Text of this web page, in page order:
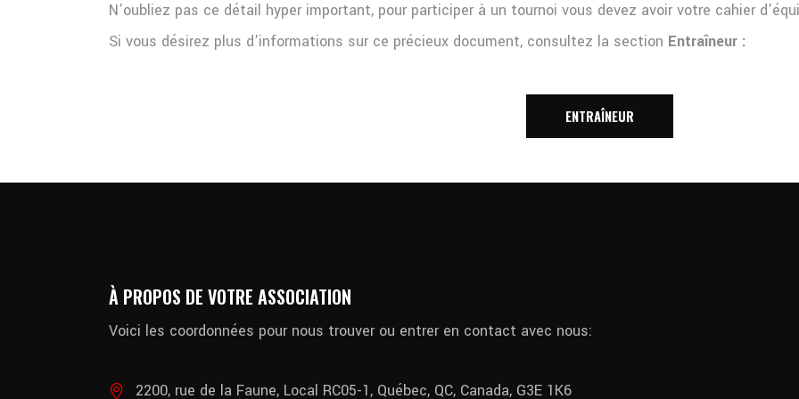
N’oubliez pas ce détail hyper important, pour participer à un tournoi vous devez avoir votre cahier
Si vous désirez plus d’informations sur ce précieux document, consultez la section Entraîneur :
ENTRAÎNEUR
À PROPOS DE VOTRE ASSOCIATION
Voici les coordonnées pour nous trouver ou entrer en contact avec nous:
2200, rue de la Faune, Local RC05-1, Québec, QC, Canada, G3E 1K6